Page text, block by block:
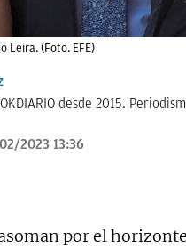
Leira. (Foto. EFE)
desde 2015.
2023 13:36
por el